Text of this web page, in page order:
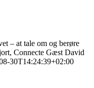
– at tale om og berøre
Connecte Gæst David
30T14:24:39+02:00